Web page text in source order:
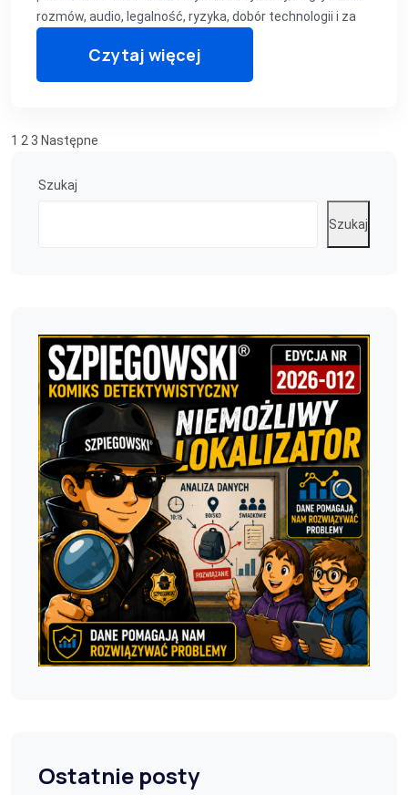
rozmów, audio, legalność, ryzyka, dobór technologii i za
Czytaj więcej
Stronicowanie
wpisów
1 2 3 Następne
Szukaj
Szukaj
Ostatnie posty